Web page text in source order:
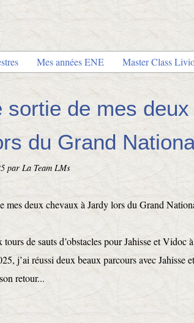
Mes années ENE Master Class
sortie de mes
du Grand
par La Team LMs
de sauts d’obstacles pour Jahisse et Vidoc
j’ai réussi deux beaux parcours avec Jahisse
retour...